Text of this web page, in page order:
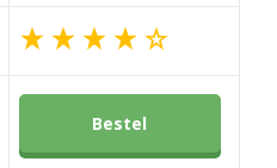
Bestel